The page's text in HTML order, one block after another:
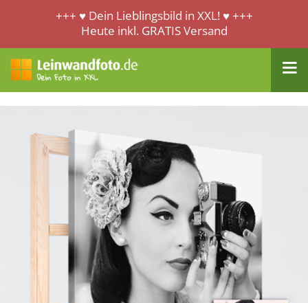
+++ ♥ Dein Lieblingsbild in XXL! ♥ +++
Heute inkl. GRATIS Versand